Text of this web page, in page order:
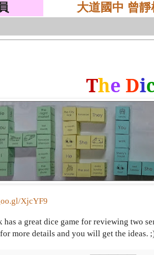
大道國中 曾靜
The Di
XjcYF9
has a great dice game for reviewing two
more details and you will get the ideas.